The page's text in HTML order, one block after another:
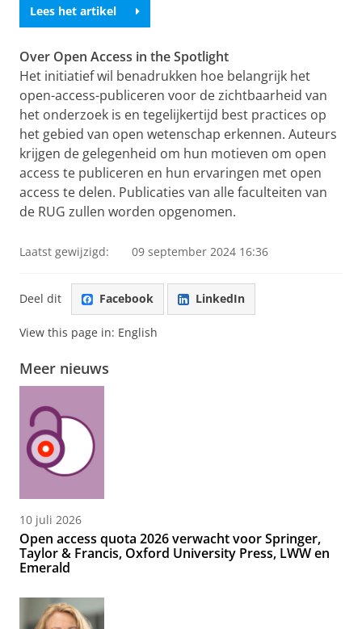
Lees het artikel
Over Open Access in the Spotlight
Het initiatief wil benadrukken hoe belangrijk het
open-access-publiceren voor de zichtbaarheid van
het onderzoek is en tegelijkertijd best practices op
het gebied van open wetenschap erkennen. Auteurs
krijgen de gelegenheid om hun motieven om open
access te publiceren en hun ervaringen met open
access te delen. Publicaties van alle faculteiten van
de RUG zullen worden opgenomen.
Laatst gewijzigd: 09 september 2024 16:36
Deel dit Facebook LinkedIn
View this page in: English
Meer nieuws
10 juli 2026
Open access quota 2026 verwacht voor Springer,
Taylor & Francis, Oxford University Press, LWW en
Emerald